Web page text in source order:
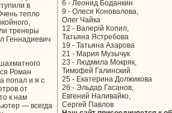
в
тепло
тренеры
Геннадиевич
Роман
попал и я с
от
к нам
— всегда
6 - Леонид Боданкин
9 - Олеся Коновалова,
Олег Чайка
12 - Валерій Копил,
Татьяна Ястребова
19 - Татьяна Азарова
21 - Мария Музычук
23 - Людмила Мокряк,
Тимофей Галинский
25 - Екатерина Должикова
26 - Эльдар Гасанов,
Евгений Наливайко,
Сергей Павлов